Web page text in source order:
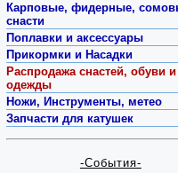
Карповые, фидерные,
снасти
Поплавки и аксессуары
Прикормки и Насадки
Распродажа снастей, обуви и
одежды
Ножи, Инструменты, метео
Запчасти для катушек
-События-